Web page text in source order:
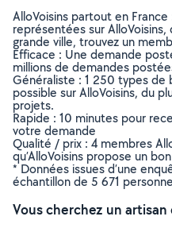
AlloVoisins partout en
représentées sur
grande ville, trouvez un
Efficace : Une demande
millions de demandes
Généraliste : 1 250 types
possible sur AlloVoisins, du
projets.
Rapide : 10 minutes pour
votre demande
Qualité / prix : 4 membres
qu’AlloVoisins propose un
* Données issues d’une
échantillon de 5 671
Vous cherchez un